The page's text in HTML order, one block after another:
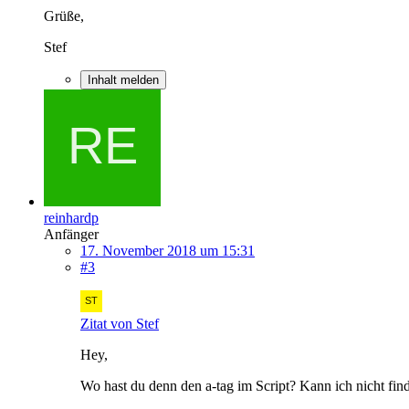
Grüße,
Stef
Inhalt melden
reinhardp
Anfänger
17. November 2018 um 15:31
#3
Zitat von Stef
Hey,
Wo hast du denn den a-tag im Script? Kann ich nicht